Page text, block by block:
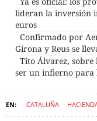
lideran la inversión
euros
Confirmado por
Girona y Reus se
Tito Álvarez, sobre
ser un infierno para
CATALUÑA